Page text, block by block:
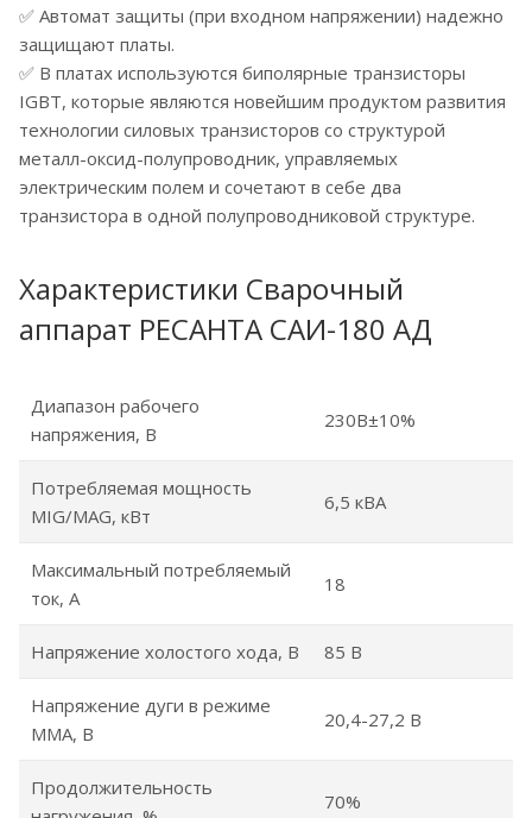
✅ Автомат защиты (при входном напряжении) надежно
защищают платы.
✅ В платах используются биполярные транзисторы
IGBT, которые являются новейшим продуктом развития
технологии силовых транзисторов со структурой
металл-оксид-полупроводник, управляемых
электрическим полем и сочетают в себе два
транзистора в одной полупроводниковой структуре.
Характеристики Сварочный
аппарат РЕСАНТА САИ-180 АД
Диапазон рабочего
напряжения, B
230В±10%
Потребляемая мощность
MIG/MAG, кВт
6,5 кВА
Максимальный потребляемый
ток, А
18
Напряжение холостого хода, В 85 В
Напряжение дуги в режиме
ММА, В
20,4-27,2 В
Продолжительность
70%